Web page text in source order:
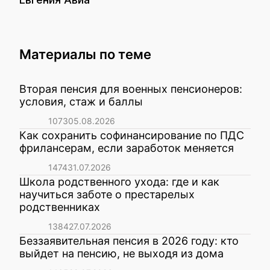
Материалы по теме
Вторая пенсия для военных пенсионеров:
условия, стаж и баллы
107305.08.2026
Как сохранить софинансирование по ПДС
фрилансерам, если заработок меняется
147431.07.2026
Школа родственного ухода: где и как
научиться заботе о престарелых
родственниках
138427.07.2026
Беззаявительная пенсия в 2026 году: кто
выйдет на пенсию, не выходя из дома